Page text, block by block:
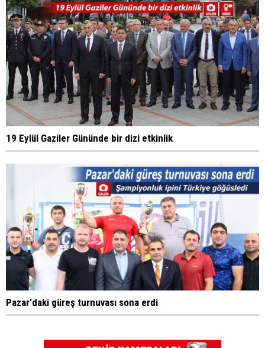
19 Eylül Gaziler Gününde bir dizi etkinlik
Pazar'daki güreş turnuvası sona erdi